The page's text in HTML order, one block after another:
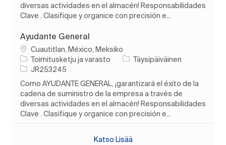
diversas actividades en el almacén! Responsabilidades
Clave . Clasifique y organice con precisión e...
Ayudante General
PaikkaCuautitlan, México, Meksiko
Luokka
Toimitusketju ja varasto Työn tyyppi
Täysipäiväinen
Työn tunnus
JR253245
Como AYUDANTE GENERAL, ¡garantizará el éxito de la
cadena de suministro de la empresa a través de
diversas actividades en el almacén! Responsabilidades
Clave . Clasifique y organice con precisión e...
Katso Lisää